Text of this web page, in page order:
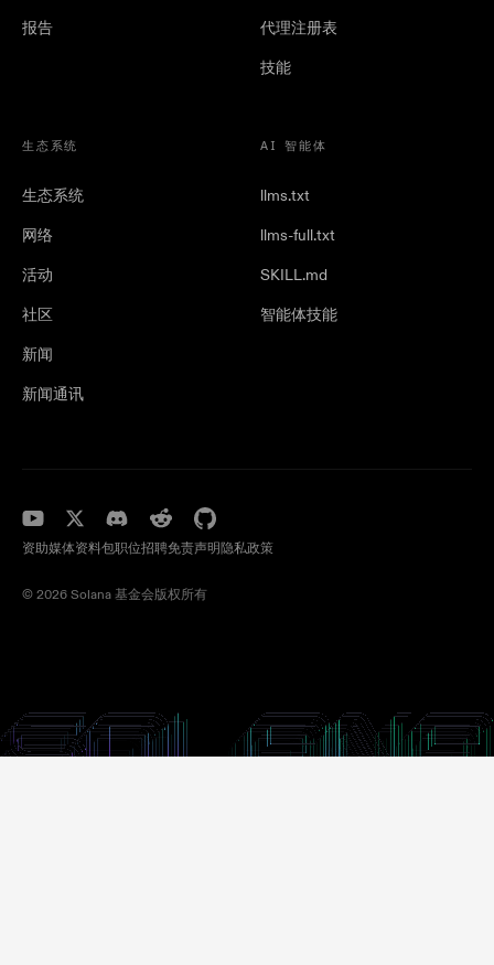
报告 代理注册表
技能
生态系统
生态系统
网络
活动
社区
新闻
新闻通讯
AI 智能体
llms.txt
llms-full.txt
SKILL.md
智能体技能
资助媒体资料包职位招聘免责声明 隐私政策
©️ 2026 Solana 基金会版权所有